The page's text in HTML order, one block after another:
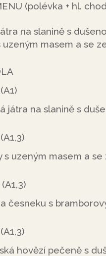
(polévka + hl.
na slanině s
uzeným masem a se
játra na slanině s
s uzeným masem a
česneku s
hovězí pečeně s